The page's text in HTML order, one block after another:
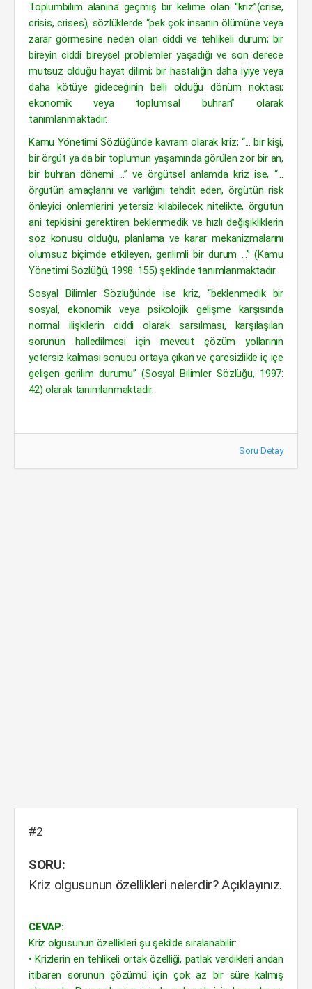
Toplumbilim alanına geçmiş bir kelime olan “kriz”(crise,
crisis, crises), sözlüklerde “pek çok insanın ölümüne veya
zarar görmesine neden olan ciddi ve tehlikeli durum; bir
bireyin ciddi bireysel problemler yaşadığı ve son derece
mutsuz olduğu hayat dilimi; bir hastalığın daha iyiye veya
daha kötüye gideceğinin belli olduğu dönüm noktası;
ekonomik veya toplumsal buhran” olarak
tanımlanmaktadır.
Kamu Yönetimi Sözlüğünde kavram olarak kriz; “... bir kişi,
bir örgüt ya da bir toplumun yaşamında görülen zor bir an,
bir buhran dönemi ...” ve örgütsel anlamda kriz ise, “...
örgütün amaçlarını ve varlığını tehdit eden, örgütün risk
önleyici önlemlerini yetersiz kılabilecek nitelikte, örgütün
ani tepkisini gerektiren beklenmedik ve hızlı değişikliklerin
söz konusu olduğu, planlama ve karar mekanizmalarını
olumsuz biçimde etkileyen, gerilimli bir durum ...” (Kamu
Yönetimi Sözlüğü, 1998: 155) şeklinde tanımlanmaktadır.
Sosyal Bilimler Sözlüğünde ise kriz, “beklenmedik bir
sosyal, ekonomik veya psikolojik gelişme karşısında
normal ilişkilerin ciddi olarak sarsılması, karşılaşılan
sorunun halledilmesi için mevcut çözüm yollarının
yetersiz kalması sonucu ortaya çıkan ve çaresizlikle iç içe
gelişen gerilim durumu” (Sosyal Bilimler Sözlüğü, 1997:
42) olarak tanımlanmaktadır.
Soru Detay
#2
SORU:
Kriz olgusunun özellikleri nelerdir? Açıklayınız.
CEVAP:
Kriz olgusunun özellikleri şu şekilde sıralanabilir:
• Krizlerin en tehlikeli ortak özelliği, patlak verdikleri andan
itibaren sorunun çözümü için çok az bir süre kalmış